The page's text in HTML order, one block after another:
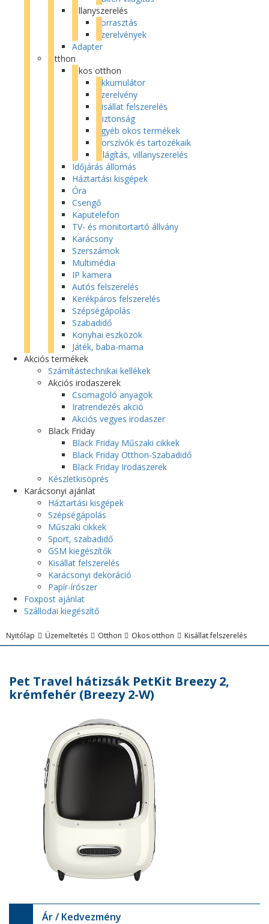
Villanyszerelés
Forrasztás
Szerelvények
Adapter
Otthon
Okos otthon
Akkumulátor
Szerelvény
Kisállat felszerelés
Biztonság
Egyéb okos termékek
Porszívók és tartozékaik
Világítás, villanyszerelés
Időjárás állomás
Háztartási kisgépek
Óra
Csengő
Kaputelefon
TV- és monitortartó állvány
Karácsony
Szerszámok
Multimédia
IP kamera
Autós felszerelés
Kerékpáros felszerelés
Szépségápolás
Szabadidő
Konyhai eszközök
Játék, baba-mama
Akciós termékek
Számítástechnikai kellékek
Akciós irodaszerek
Csomagoló anyagok
Iratrendezés akció
Akciós vegyes irodaszer
Black Friday
Black Friday Műszaki cikkek
Black Friday Otthon-Szabadidő
Black Friday Irodaszerek
Készletkisöprés
Karácsonyi ajánlat
Háztartási kisgépek
Szépségápolás
Műszaki cikkek
Sport, szabadidő
GSM kiegészítők
Kisállat felszerelés
Karácsonyi dekoráció
Papír-írószer
Foxpost ajánlat
Szállodai kiegészítő
Nyitólap Üzemeltetés Otthon Okos otthon Kisállat felszerelés
Pet Travel hátizsák PetKit Breezy 2,
krémfehér (Breezy 2-W)
Ár / Kedvezmény